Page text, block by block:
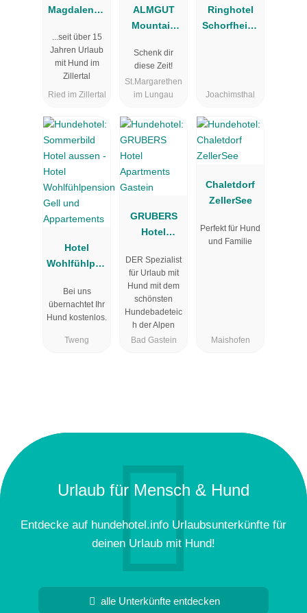
Magdalena**
...seit über 15
Jahren Urlaub
mit Hund im
Zillertal
Ried im Zillertal
ALMGUT
Mountain
Hotel
Schenk dir
diese Zeit!
St.Margarethen
im Lungau
Ringhotel
Schorfheide
Joachimsthal
Hotel
Wohlfühlpen
und
Appartement
Bei uns
übernachtet Ihr
Hund kostenlos.
Tweng
GRUBERS
Hotel
Gastein
DER Spezialist
für Urlaub mit
Hund mit dem
schönsten
Hundebadeteic
h der Alpen
Bad Gastein
Chaletdorf
ZellerSee
Perfekt für Hund
und Familie
Maishofen
Urlaub für Mensch & Hund
Entdecke auf hundehotel.info Urlaubsunterkünfte für
deinen Urlaub mit Hund!
alle Unterkünfte entdecken